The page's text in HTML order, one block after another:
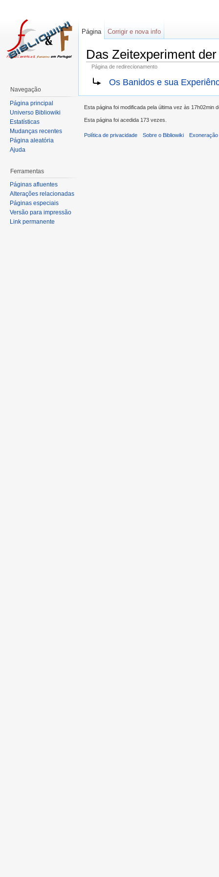
Das Zeitexperiment
Página de redirecionamento
Os Banidos e sua
Página Corrigir e nova info
Navegação
Página principal
Universo Bibliowiki
Estatísticas
Mudanças recentes
Página aleatória
Ajuda
Ferramentas
Páginas afluentes
Alterações relacionadas
Páginas especiais
Versão para impressão
Link permanente
Esta página foi modificada pela última vez às 17h02min
Esta página foi acedida 173 vezes.
Política de privacidade Sobre o Bibliowiki